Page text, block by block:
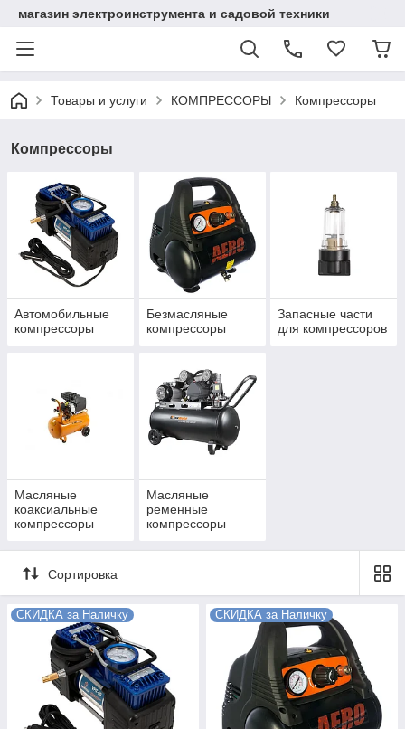
магазин электроинструмента и садовой техники
Товары и услуги КОМПРЕССОРЫ Компрессоры
Компрессоры
Автомобильные
компрессоры
Безмасляные
компрессоры
Запасные части
для компрессоров
Масляные
коаксиальные
компрессоры
Масляные
ременные
компрессоры
Сортировка
СКИДКА за Наличку СКИДКА за Наличку